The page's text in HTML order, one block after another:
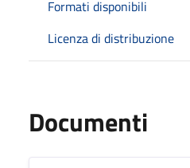
Formati disponibili
Licenza di distribuzione
Documenti